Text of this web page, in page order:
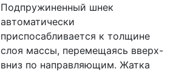
Подпружиненный шнек
автоматически
приспосабливается к толщине
слоя массы, перемещаясь вверх-
вниз по направляющим. Жатка